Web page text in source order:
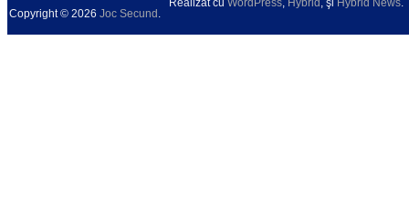
Copyright © 2026 Joc Secund .
Realizat cu WordPress, Hybrid , şi Hybrid News.